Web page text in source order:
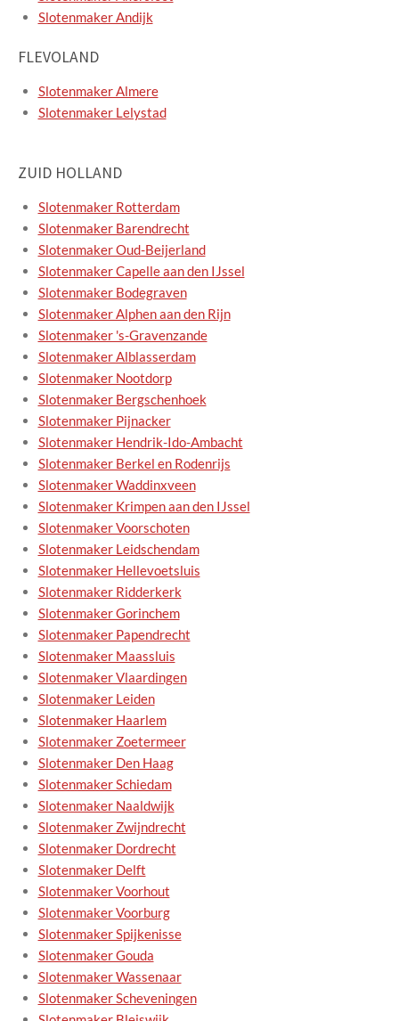
Slotenmaker Andijk
FLEVOLAND
Slotenmaker Almere
Slotenmaker Lelystad
ZUID HOLLAND
Slotenmaker Rotterdam
Slotenmaker Barendrecht
Slotenmaker Oud-Beijerland
Slotenmaker Capelle aan den IJssel
Slotenmaker Bodegraven
Slotenmaker Alphen aan den Rijn
Slotenmaker 's-Gravenzande
Slotenmaker Alblasserdam
Slotenmaker Nootdorp
Slotenmaker Bergschenhoek
Slotenmaker Pijnacker
Slotenmaker Hendrik-Ido-Ambacht
Slotenmaker Berkel en Rodenrijs
Slotenmaker Waddinxveen
Slotenmaker Krimpen aan den IJssel
Slotenmaker Voorschoten
Slotenmaker Leidschendam
Slotenmaker Hellevoetsluis
Slotenmaker Ridderkerk
Slotenmaker Gorinchem
Slotenmaker Papendrecht
Slotenmaker Maassluis
Slotenmaker Vlaardingen
Slotenmaker Leiden
Slotenmaker Haarlem
Slotenmaker Zoetermeer
Slotenmaker Den Haag
Slotenmaker Schiedam
Slotenmaker Naaldwijk
Slotenmaker Zwijndrecht
Slotenmaker Dordrecht
Slotenmaker Delft
Slotenmaker Voorhout
Slotenmaker Voorburg
Slotenmaker Spijkenisse
Slotenmaker Gouda
Slotenmaker Wassenaar
Slotenmaker Scheveningen